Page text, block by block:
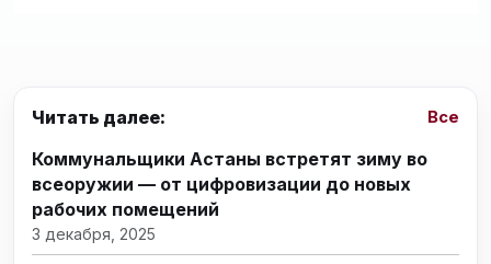
Читать далее: Все
Коммунальщики Астаны встретят зиму во
всеоружии — от цифровизации до новых
рабочих помещений
3 декабря, 2025